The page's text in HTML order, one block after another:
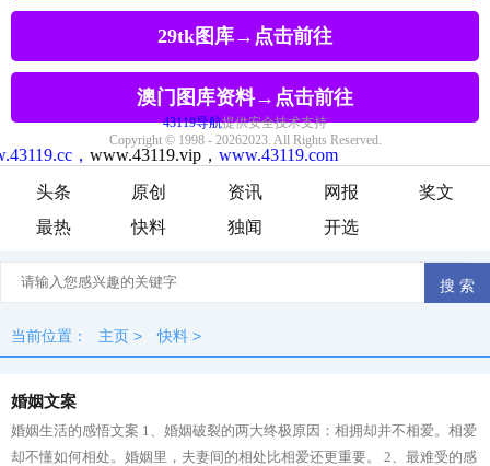
头条 原创 资讯 网报
奖文
最热
快料 独闻 开选
当前位置： 主页 > 快料 >
婚姻文案
婚姻生活的感悟文案 1、婚姻破裂的两大终极原因：相拥却并不相爱。相爱
却不懂如何相处。婚姻里，夫妻间的相处比相爱还更重要。 2、最难受的感